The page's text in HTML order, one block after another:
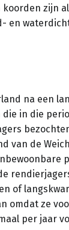
zijn
en
na een
in die
van de
of
omdat ze
per jaar